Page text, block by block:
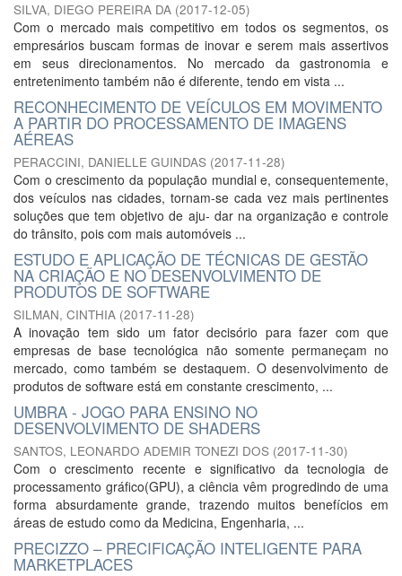
SILVA, DIEGO PEREIRA DA (2017-12-05)
Com o mercado mais competitivo em todos os segmentos, os
empresários buscam formas de inovar e serem mais assertivos
em seus direcionamentos. No mercado da gastronomia e
entretenimento também não é diferente, tendo em vista ...
RECONHECIMENTO DE VEÍCULOS EM MOVIMENTO
A PARTIR DO PROCESSAMENTO DE IMAGENS
AÉREAS
PERACCINI, DANIELLE GUINDAS (2017-11-28)
Com o crescimento da população mundial e, consequentemente,
dos veículos nas cidades, tornam-se cada vez mais pertinentes
soluções que tem objetivo de aju- dar na organização e controle
do trânsito, pois com mais automóveis ...
ESTUDO E APLICAÇÃO DE TÉCNICAS DE GESTÃO
NA CRIAÇÃO E NO DESENVOLVIMENTO DE
PRODUTOS DE SOFTWARE
SILMAN, CINTHIA (2017-11-28)
A inovação tem sido um fator decisório para fazer com que
empresas de base tecnológica não somente permaneçam no
mercado, como também se destaquem. O desenvolvimento de
produtos de software está em constante crescimento, ...
UMBRA - JOGO PARA ENSINO NO
DESENVOLVIMENTO DE SHADERS
SANTOS, LEONARDO ADEMIR TONEZI DOS (2017-11-30)
Com o crescimento recente e significativo da tecnologia de
processamento gráfico(GPU), a ciência vêm progredindo de uma
forma absurdamente grande, trazendo muitos benefícios em
áreas de estudo como da Medicina, Engenharia, ...
PRECIZZO – PRECIFICAÇÃO INTELIGENTE PARA
MARKETPLACES